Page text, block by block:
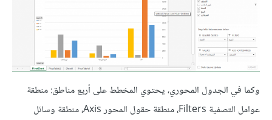
وكما في الجدول المحوري، يحتوي المخطط على أربع مناطق: منطقة
عوامل التصفية Filters، منطقة حقول المحور Axis، منطقة وسائل